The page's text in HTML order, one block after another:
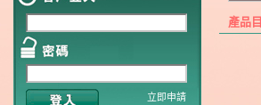
立即申請
產品